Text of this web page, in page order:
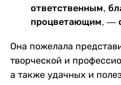
ответственным,
процветающим, —
Она пожелала
творческой и
а также удачных и